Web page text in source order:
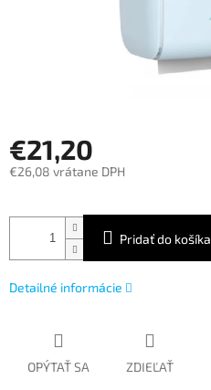
€21,20
€26,08 vrátane DPH
cena:
Pridať do košíka
Detailné informácie
OPÝTAŤ SA ZDIEĽAŤ